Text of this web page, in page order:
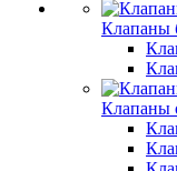
Клапаны
Клапаны